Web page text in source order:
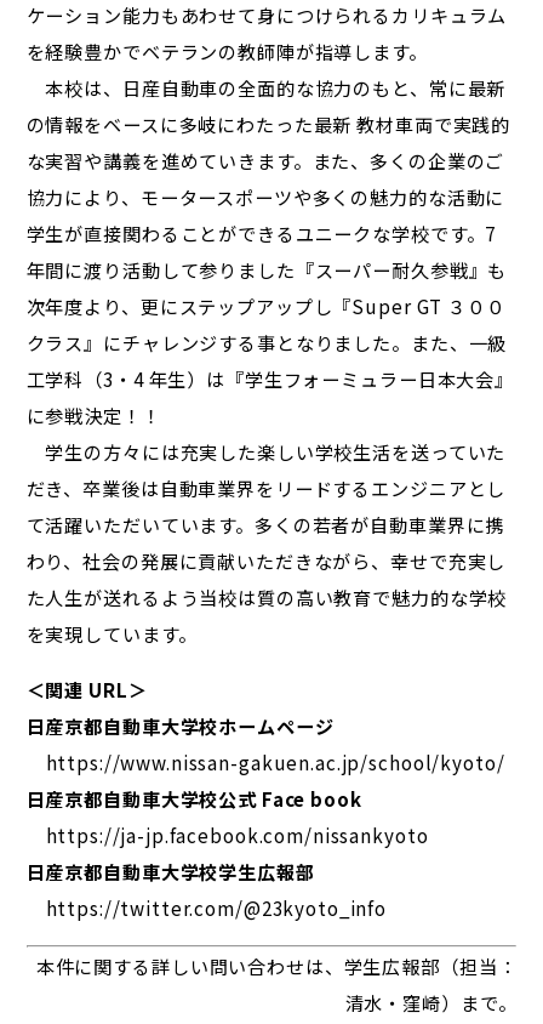
ケーション能力もあわせて身につけられるカリキュラム
を経験豊かでベテランの教師陣が指導します。
本校は、日産自動車の全面的な協力のもと、常に最新
の情報をベースに多岐にわたった最新 教材車両で実践的
な実習や講義を進めていきます。また、多くの企業のご
協力により、モータースポーツや多くの魅力的な活動に
学生が直接関わることができるユニークな学校です。7
年間に渡り活動して参りました『スーパー耐久参戦』も
次年度より、更にステップアップし『Super GT ３００
クラス』にチャレンジする事となりました。また、一級
工学科（3・4 年生）は『学生フォーミュラー日本大会』
に参戦決定！！
学生の方々には充実した楽しい学校生活を送っていた
だき、卒業後は自動車業界をリードするエンジニアとし
て活躍いただいています。多くの若者が自動車業界に携
わり、社会の発展に貢献いただきながら、幸せで充実し
た人生が送れるよう当校は質の高い教育で魅力的な学校
を実現しています。
＜関連 URL＞
日産京都自動車大学校ホームページ
https://www.nissan-gakuen.ac.jp/school/kyoto/
日産京都自動車大学校公式 Face book
https://ja-jp.facebook.com/nissankyoto
日産京都自動車大学校学生広報部
https://twitter.com/@23kyoto_info
本件に関する詳しい問い合わせは、学生広報部（担当：
清水・窪崎）まで。